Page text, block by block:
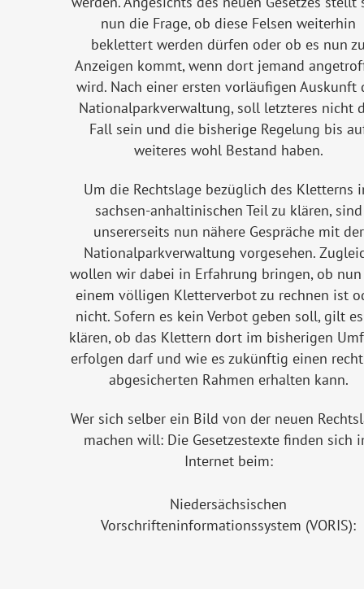
nun die Frage, ob diese Felsen weiterhin
beklettert werden dürfen oder ob es nun
Anzeigen kommt, wenn dort jemand
wird. Nach einer ersten vorläufigen Auskunft
Nationalparkverwaltung, soll letzteres nicht
Fall sein und die bisherige Regelung bis
weiteres wohl Bestand haben.
Um die Rechtslage bezüglich des Kletterns
sachsen-anhaltinischen Teil zu klären, sind
unsererseits nun nähere Gespräche mit der
Nationalparkverwaltung vorgesehen.
wollen wir dabei in Erfahrung bringen, ob
einem völligen Kletterverbot zu rechnen ist
nicht. Sofern es kein Verbot geben soll, gilt
klären, ob das Klettern dort im bisherigen
erfolgen darf und wie es zukünftig einen
abgesicherten Rahmen erhalten kann.
Wer sich selber ein Bild von der neuen
machen will: Die Gesetzestexte finden sich
Internet beim:
Niedersächsischen
Vorschrifteninformationssystem (VORIS):